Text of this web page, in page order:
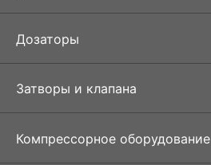
Дозаторы
Затворы и клапана
Компрессорное оборудование